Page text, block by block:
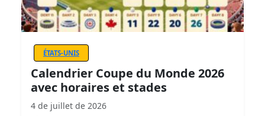
ÉTATS-UNIS
Calendrier Coupe du Monde 2026
avec horaires et stades
4 de juillet de 2026